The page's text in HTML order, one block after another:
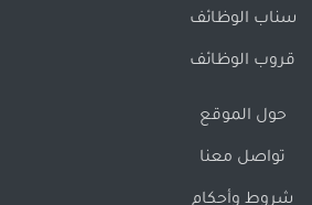
سناب الوظائف
قروب الوظائف
حول الموقع
تواصل معنا
شروط وأحكام